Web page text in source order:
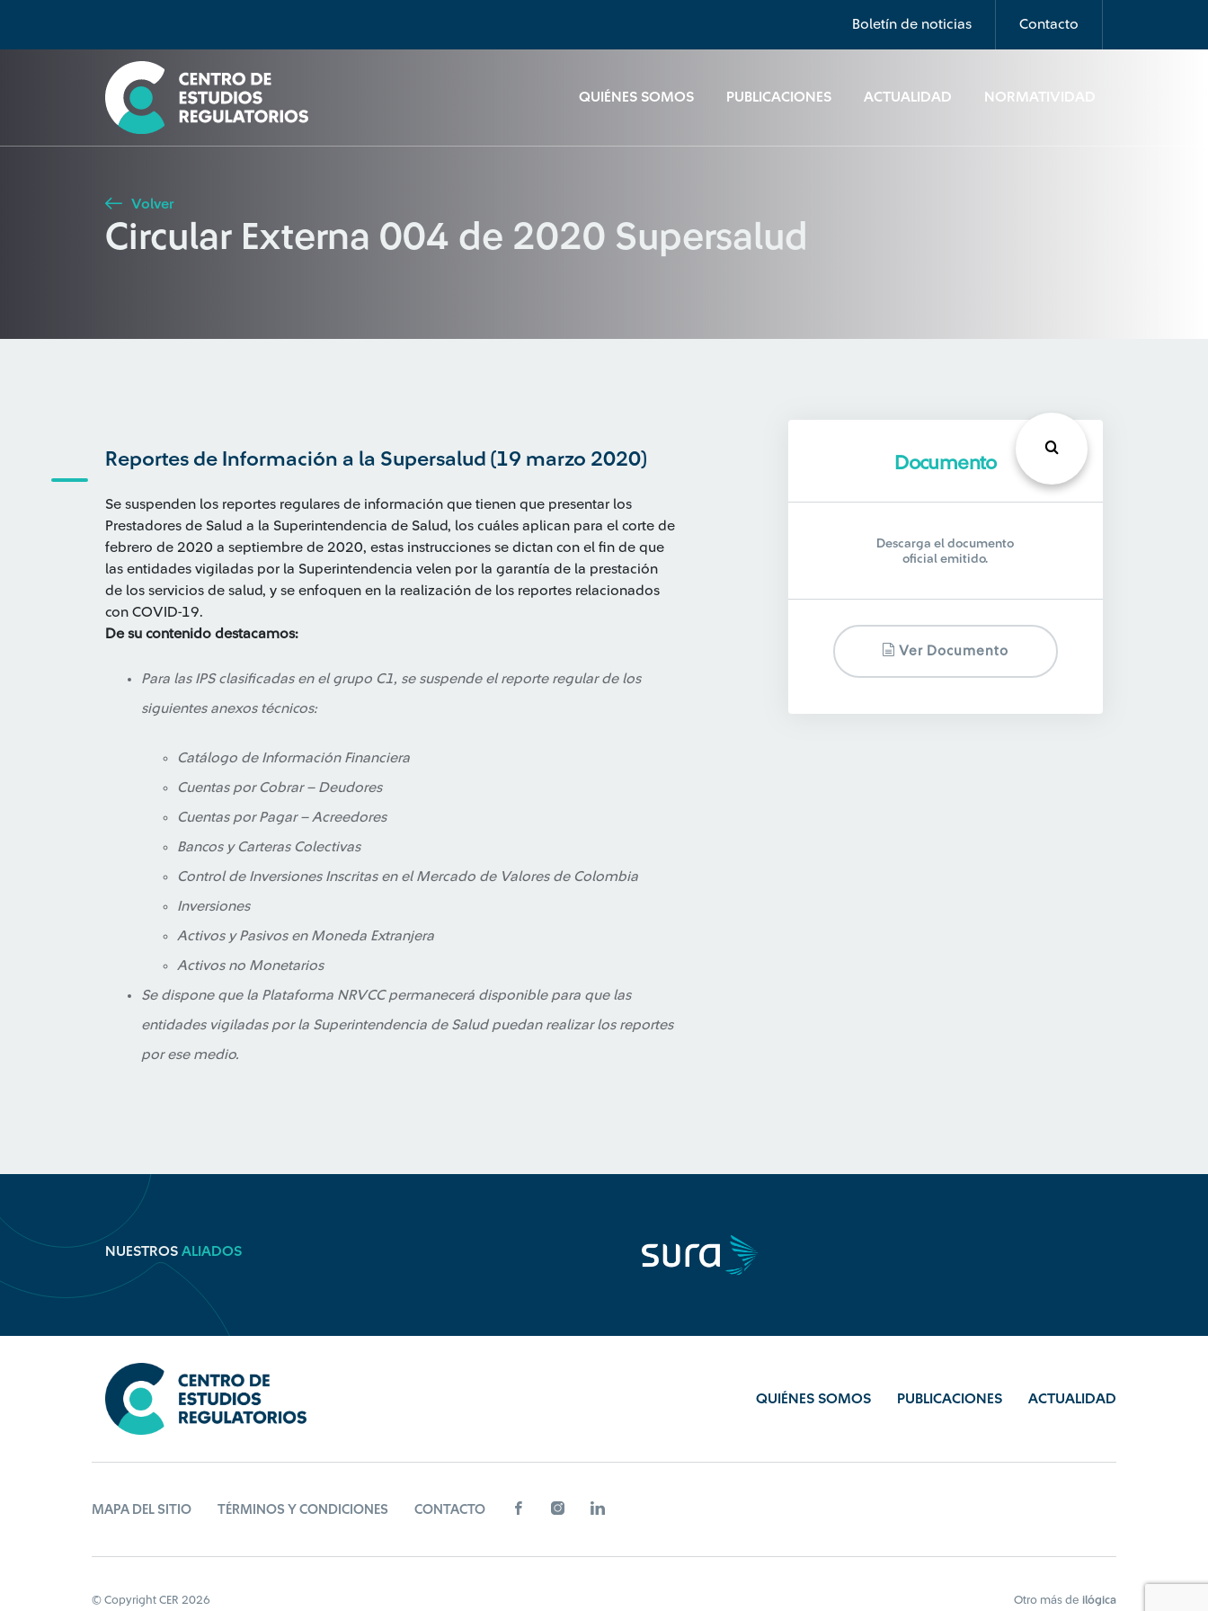
Boletín de noticias Contacto
QUIÉNES SOMOS PUBLICACIONES ACTUALIDAD NORMATIVIDAD
Seleccione país
Buscar
Volver
Circular Externa 004 de 2020 Supersalud
Reportes de Información a la Supersalud (19 marzo 2020)
Se suspenden los reportes regulares de información que tienen que presentar los
Prestadores de Salud a la Superintendencia de Salud, los cuáles aplican para el corte de
febrero de 2020 a septiembre de 2020, estas instrucciones se dictan con el fin de que
las entidades vigiladas por la Superintendencia velen por la garantía de la prestación
de los servicios de salud, y se enfoquen en la realización de los reportes relacionados
con COVID-19.
De su contenido destacamos:
Para las IPS clasificadas en el grupo C1, se suspende el reporte regular de los
siguientes anexos técnicos:
Catálogo de Información Financiera
Cuentas por Cobrar – Deudores
Cuentas por Pagar – Acreedores
Bancos y Carteras Colectivas
Control de Inversiones Inscritas en el Mercado de Valores de Colombia
Inversiones
Activos y Pasivos en Moneda Extranjera
Activos no Monetarios
Se dispone que la Plataforma NRVCC permanecerá disponible para que las
entidades vigiladas por la Superintendencia de Salud puedan realizar los reportes
por ese medio.
Documento
Descarga el documento
oficial emitido.
Ver Documento
NUESTROS ALIADOS
QUIÉNES SOMOS PUBLICACIONES ACTUALIDAD
MAPA DEL SITIO TÉRMINOS Y CONDICIONES CONTACTO
© Copyright CER 2026 Otro más de ilógica